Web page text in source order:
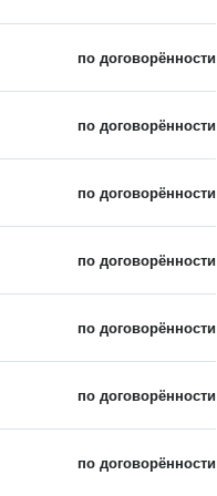
по договорённости
по договорённости
по договорённости
по договорённости
по договорённости
по договорённости
по договорённости